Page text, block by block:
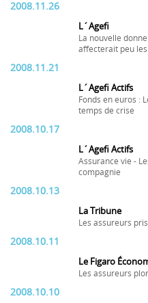
2008.11.26
L´Agefi
La nouvelle
affecterait peu
2008.11.21
L´Agefi Actifs
Fonds en euros :
temps de crise
2008.10.17
L´Agefi Actifs
Assurance vie -
compagnie
2008.10.13
La Tribune
Les assureurs
2008.10.11
Le Figaro
Les assureurs
2008.10.10